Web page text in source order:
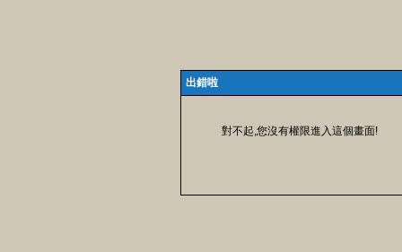
出錯啦
對不起,您沒有權限進入這個畫面!